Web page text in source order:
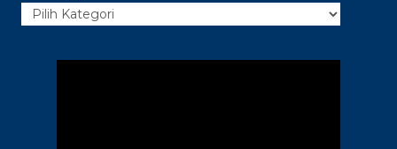
Kategori